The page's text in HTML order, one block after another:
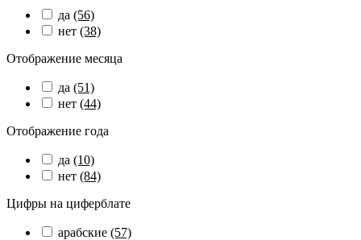
да (56)
нет (38)
Отображение месяца
да (51)
нет (44)
Отображение года
да (10)
нет (84)
Цифры на циферблате
арабские (57)